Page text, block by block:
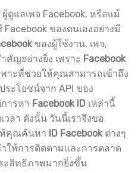
ดูแลเพจ Facebook, หรือแม้
ของตนเองอย่างมี
ของผู้ใช้งาน, เพจ,
คัญอย่างยิ่ง เพราะ Facebook
พาะที่ช่วยให้คุณสามารถเข้าถึง
ระโยชน์จาก API ของ
ารหา Facebook ID เหล่านี้
วลา ดังนั้น วันนี้เราจึงขอ
ห้คุณค้นหา ID Facebookต่างๆ
ำให้การติดตามและการตลาด
ะสิทธิภาพมากยิ่งขึ้น